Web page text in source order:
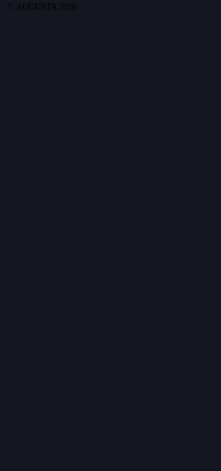
7. AUGUSTA 2026